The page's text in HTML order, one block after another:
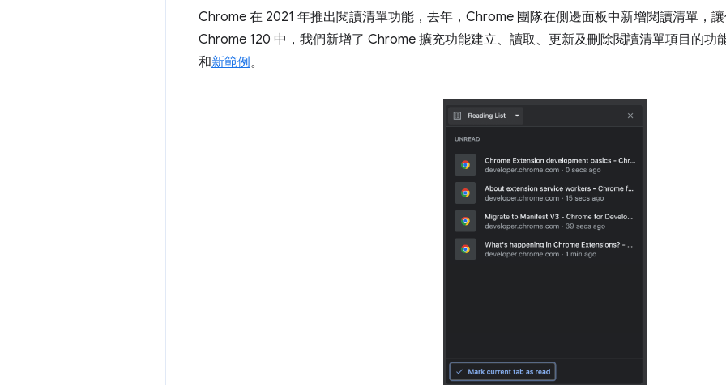
Chrome 在 2021 年推出閱讀清單功能，去年，Chrome 團隊在側邊面板中新增閱讀清單，
Chrome 120 中，我們新增了 Chrome 擴充功能建立、讀取、更新及刪除閱讀清單項目的功
和新範例。